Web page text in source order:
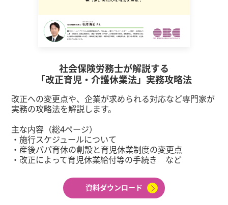
社会保険労務士が解説する
「改正育児・介護休業法」実務攻略法
改正への変更点や、企業が求められる対応など専門家が
実務の攻略法を解説します。
主な内容（総4ページ）
・施行スケジュールについて
・産後パパ育休の創設と育児休業制度の変更点
・改正によって育児休業給付等の手続き など
資料ダウンロード